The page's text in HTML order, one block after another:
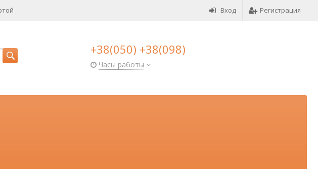
Вход Регистрация
+38(050) +38(098)
Часы работы